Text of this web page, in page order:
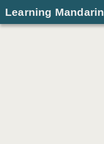
Learning Mandarin